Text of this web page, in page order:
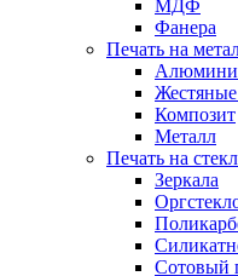
МДФ
Фанера
Печать на
Композит
Металл
Печать на
Зеркала
Сотовый